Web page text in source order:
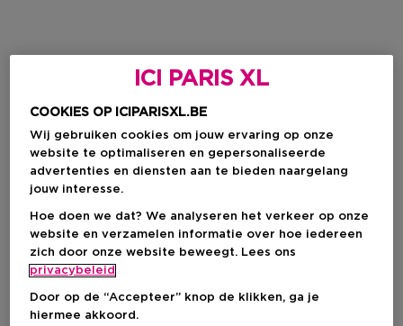
ICI PARIS XL
COOKIES OP ICIPARISXL.BE
Wij gebruiken cookies om jouw ervaring op onze
website te optimaliseren en gepersonaliseerde
advertenties en diensten aan te bieden naargelang
jouw interesse.
Hoe doen we dat? We analyseren het verkeer op onze
website en verzamelen informatie over hoe iedereen
zich door onze website beweegt. Lees ons
privacybeleid
Door op de “Accepteer” knop de klikken, ga je
hiermee akkoord.